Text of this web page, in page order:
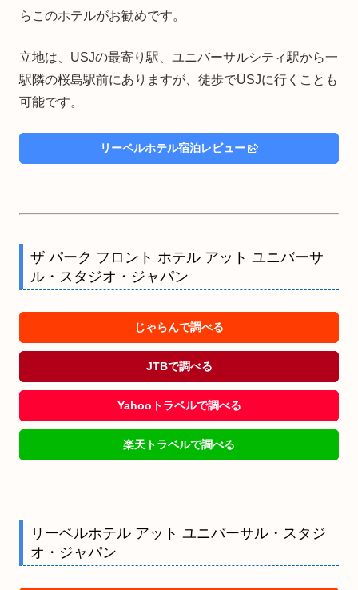
らこのホテルがお勧めです。
立地は、USJの最寄り駅、ユニバーサルシティ駅から一
駅隣の桜島駅前にありますが、徒歩でUSJに行くことも
可能です。
リーベルホテル宿泊レビュー
ザ パーク フロント ホテル アット ユニバーサ
ル・スタジオ・ジャパン
じゃらんで調べる
JTBで調べる
Yahooトラベルで調べる
楽天トラベルで調べる
リーベルホテル アット ユニバーサル・スタジ
オ・ジャパン